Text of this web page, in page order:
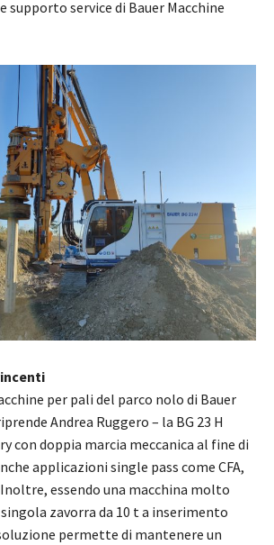
supporto service di Bauer Macchine
per pali del parco nolo di Bauer
Andrea Ruggero – la BG 23 H
con doppia marcia meccanica al fine di
applicazioni single pass come CFA,
Inoltre, essendo una macchina molto
zavorra da 10 t a inserimento
permette di mantenere un